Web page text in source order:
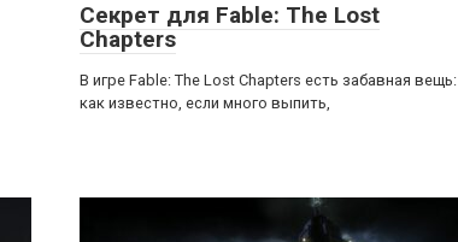
Секрет для Fable: The Lost
Chapters
В игре Fable: The Lost Chapters есть забавная вещь:
как известно, если много выпить,